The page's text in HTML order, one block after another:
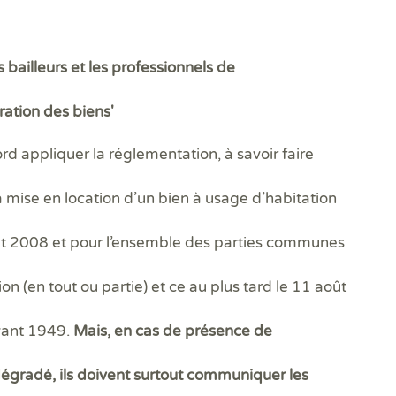
et les professionnels de
des biens'
appliquer la réglementation, à savoir faire
en location d’un bien à usage d’habitation
et pour l’ensemble des parties communes
(en tout ou partie) et ce au plus tard le 11 août
1949. Mais, en cas de présence de
ils doivent surtout communiquer les